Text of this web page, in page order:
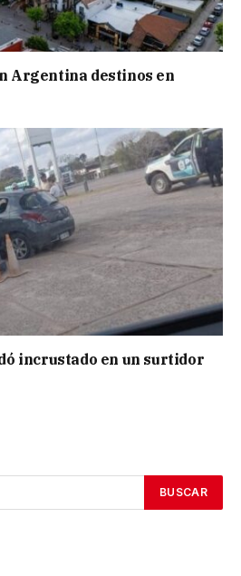
Argentina destinos en
incrustado en un surtidor